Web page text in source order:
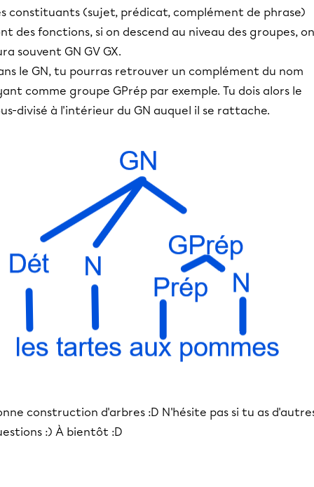
constituants (sujet, prédicat, complément de phrase)
des fonctions, si on descend au niveau des groupes, on
souvent GN GV GX.
le GN, tu pourras retrouver un complément du nom
comme groupe GPrép par exemple. Tu dois alors le
divisé à l'intérieur du GN auquel il se rattache.
construction d'arbres :D N'hésite pas si tu as
:) À bientôt :D